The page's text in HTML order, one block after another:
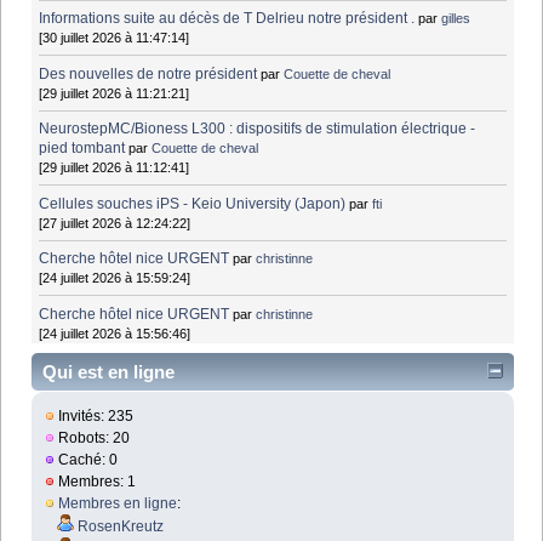
Informations suite au décès de T Delrieu notre président . pargilles
[30 juillet 2026 à 11:47:14]
Des nouvelles de notre président parCouette de cheval
[29 juillet 2026 à 11:21:21]
NeurostepMC/Bioness L300 : dispositifs de stimulation électrique -
pied tombant parCouette de cheval
[29 juillet 2026 à 11:12:41]
Cellules souches iPS - Keio University (Japon) parfti
[27 juillet 2026 à 12:24:22]
Cherche hôtel nice URGENT parchristinne
[24 juillet 2026 à 15:59:24]
Cherche hôtel nice URGENT parchristinne
[24 juillet 2026 à 15:56:46]
Qui est en ligne
Invités: 235
Robots: 20
Caché: 0
Membres: 1
Membres en ligne:
RosenKreutz